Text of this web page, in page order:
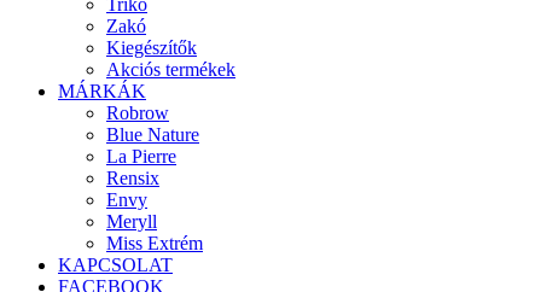
Trikó
Zakó
Kiegészítők
Akciós termékek
MÁRKÁK
Robrow
Blue Nature
La Pierre
Rensix
Envy
Meryll
Miss Extrém
KAPCSOLAT
FACEBOOK